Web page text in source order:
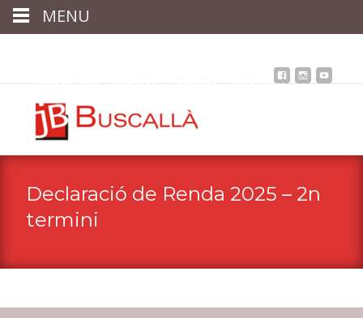
Immobiliària Notícies Contacta Àrea client
Declaració de Renda 2025 – 2n
termini
MENU